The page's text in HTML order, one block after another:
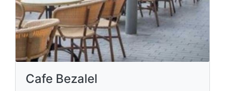
Cafe Bezalel